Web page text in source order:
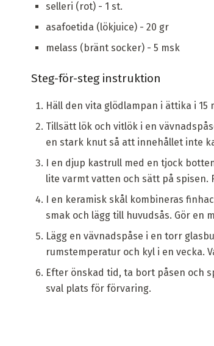
selleri (rot) - 1 st.
asafoetida (lökjuice) - 20 gr
melass (bränt socker) - 5 msk
Steg-för-steg instruktion
Häll den vita glödlampan i ättika i
Tillsätt lök och vitlök i en
en stark knut så att innehållet inte
I en djup kastrull med en tjock
lite varmt vatten och sätt på spisen.
I en keramisk skål kombineras
smak och lägg till huvudsås. Gör en
Lägg en vävnadspåse i en torr
rumstemperatur och kyl i en vecka.
Efter önskad tid, ta bort påsen och
sval plats för förvaring.